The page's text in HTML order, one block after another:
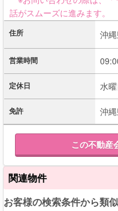
話がスムーズに進みます。
住所 沖
営業時間
定休日 水
免許 沖
この不動産
関連物件
お客様の検索条件から類